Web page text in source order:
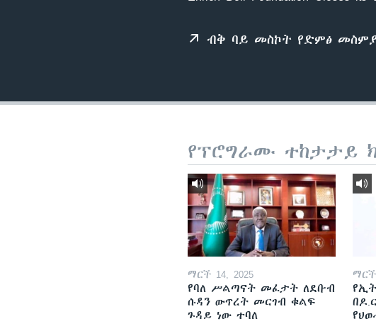
ብቅ ባይ መስኮት የድምፅ
የፕሮግራሙ ተከታታይ
ማርች 14, 2025
የባለ ሥልጣናት መፈታት ለደቡብ
ሱዳን ውጥረት መርገብ ቁልፍ
ጉዳይ ነው ተባለ
ማርች